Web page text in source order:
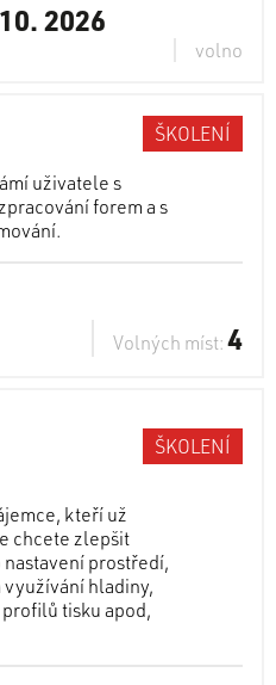
2026
volno
ŠKOLENÍ
uživatele s
forem a s
Volných míst:4
ŠKOLENÍ
kteří už
chcete zlepšit
prostředí,
hladiny,
tisku apod,